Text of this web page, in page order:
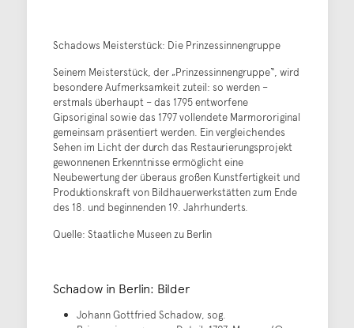
Schadows Meisterstück: Die Prinzessinnengruppe
Seinem Meisterstück, der „Prinzessinnengruppe“, wird
besondere Aufmerksamkeit zuteil: so werden –
erstmals überhaupt – das 1795 entworfene
Gipsoriginal sowie das 1797 vollendete Marmororiginal
gemeinsam präsentiert werden. Ein vergleichendes
Sehen im Licht der durch das Restaurierungsprojekt
gewonnenen Erkenntnisse ermöglicht eine
Neubewertung der überaus großen Kunstfertigkeit und
Produktionskraft von Bildhauerwerkstätten zum Ende
des 18. und beginnenden 19. Jahrhunderts.
Quelle: Staatliche Museen zu Berlin
Schadow in Berlin: Bilder
Johann Gottfried Schadow, sog.